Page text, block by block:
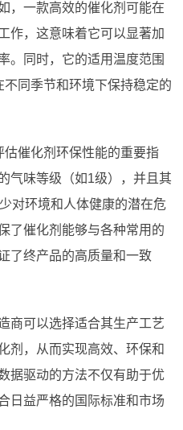
，一款高效的催化剂可能在
作，这意味着它可以显著加
。同时，它的适用温度范围
不同季节和环境下保持稳定的
催化剂环保性能的重要指
气味等级（如1级），并且其
对环境和人体健康的潜在危
了催化剂能够与各种常用的
了终产品的高质量和一致
商可以选择适合其生产工艺
剂，从而实现高效、环保和
据驱动的方法不仅有助于优
日益严格的国际标准和市场